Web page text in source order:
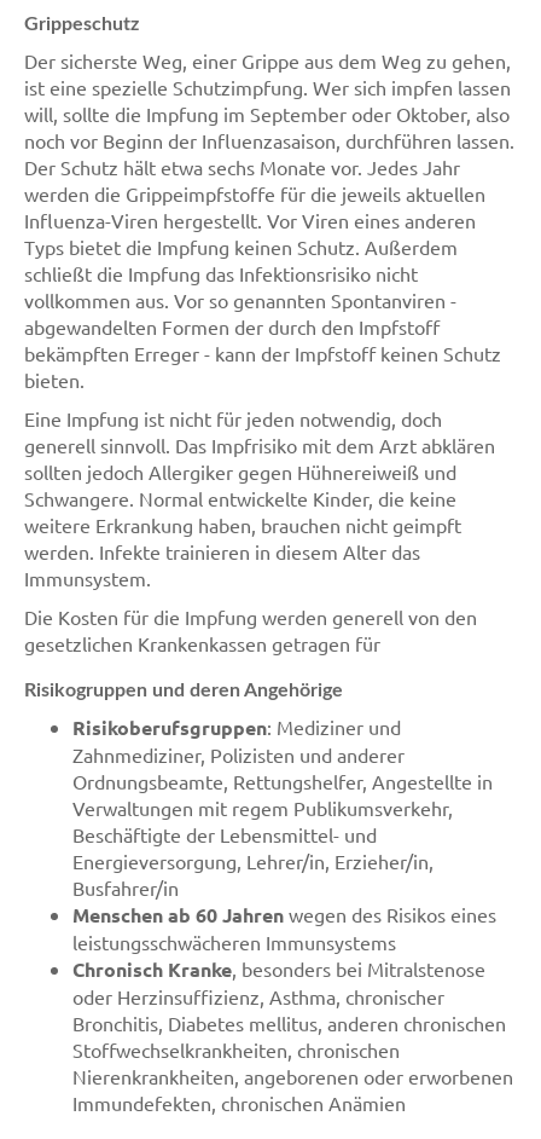
Grippeschutz
Der sicherste Weg, einer Grippe aus dem Weg zu gehen,
ist eine spezielle Schutzimpfung. Wer sich impfen lassen
will, sollte die Impfung im September oder Oktober, also
noch vor Beginn der Influenzasaison, durchführen lassen.
Der Schutz hält etwa sechs Monate vor. Jedes Jahr
werden die Grippeimpfstoffe für die jeweils aktuellen
Influenza-Viren hergestellt. Vor Viren eines anderen
Typs bietet die Impfung keinen Schutz. Außerdem
schließt die Impfung das Infektionsrisiko nicht
vollkommen aus. Vor so genannten Spontanviren -
abgewandelten Formen der durch den Impfstoff
bekämpften Erreger - kann der Impfstoff keinen Schutz
bieten.
Eine Impfung ist nicht für jeden notwendig, doch
generell sinnvoll. Das Impfrisiko mit dem Arzt abklären
sollten jedoch Allergiker gegen Hühnereiweiß und
Schwangere. Normal entwickelte Kinder, die keine
weitere Erkrankung haben, brauchen nicht geimpft
werden. Infekte trainieren in diesem Alter das
Immunsystem.
Die Kosten für die Impfung werden generell von den
gesetzlichen Krankenkassen getragen für
Risikogruppen und deren Angehörige
Risikoberufsgruppen: Mediziner und
Zahnmediziner, Polizisten und anderer
Ordnungsbeamte, Rettungshelfer, Angestellte in
Verwaltungen mit regem Publikumsverkehr,
Beschäftigte der Lebensmittel- und
Energieversorgung, Lehrer/in, Erzieher/in,
Busfahrer/in
Menschen ab 60 Jahren wegen des Risikos eines
leistungsschwächeren Immunsystems
Chronisch Kranke, besonders bei Mitralstenose
oder Herzinsuffizienz, Asthma, chronischer
Bronchitis, Diabetes mellitus, anderen chronischen
Stoffwechselkrankheiten, chronischen
Nierenkrankheiten, angeborenen oder erworbenen
Immundefekten, chronischen Anämien